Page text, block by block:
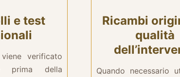
e test
verificato
prima della
Ricambi
qualità
Quando necessario